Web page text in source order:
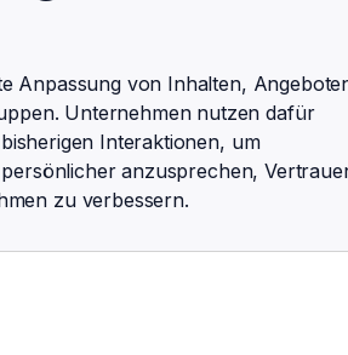
Anpassung von Inhalten,
Unternehmen nutzen dafür
Interaktionen, um
anzusprechen,
zu verbessern.